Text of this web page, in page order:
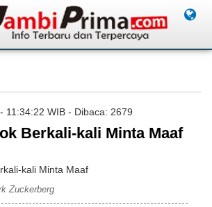
11:34:22 WIB - Dibaca: 2679
Berkali-kali Minta Maaf
Zuckerberg